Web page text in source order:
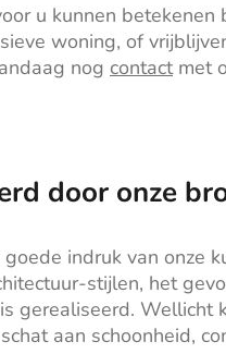
u kunnen betekenen
woning, of
nog contactmet
door onze
indruk van onze
stijlen, het
gerealiseerd. Wellicht
aan schoonheid,